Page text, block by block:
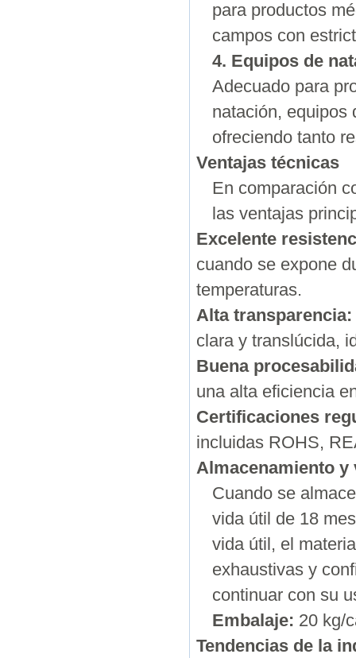
para productos
campos con
4. Equipos de
Adecuado para
natación, equipos
ofreciendo tanto
Ventajas técnicas
En comparación
las ventajas
Excelente
cuando se expone
temperaturas.
Alta transparencia:
clara y translúcida,
Buena
una alta eficiencia
Certificaciones
incluidas ROHS,
Almacenamiento y
Cuando se
vida útil de 18
vida útil, el
exhaustivas y
continuar con su
Embalaje: 20 kg/
Tendencias de la